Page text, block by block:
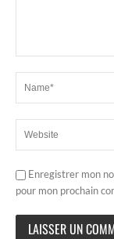
Enregistrer mon
pour mon prochain